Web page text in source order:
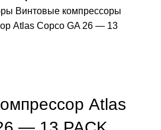
Винтовые компрессоры
Atlas Copco GA 26 — 13
Atlas